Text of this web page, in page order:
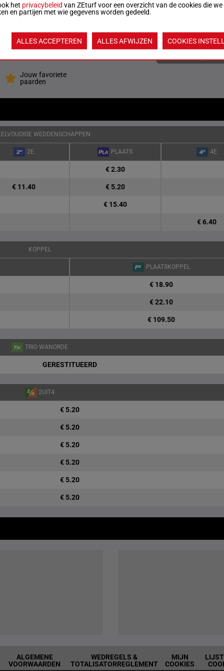
Jouw favoriete
paarden
WEDDENSCHAPPEN
2E PLAATS 4E
€ 2.30
€ 11.40 € 5.20
€ 15.40
€ 6.40
KOPPEL
PLAATSKOPPEL
€ 18.90
€ 22.10
€ 109.50
TRIO WANORDE
GERESTITUEERD
2UIT4
€ 5.20
€ 5.20
€ 5.20
€ 5.20
€ 5.20
€ 5.20
ALGEMENE
VOORWAARDEN
WEDREGELS &
TOTALISATORREGLEMENT
MIJN
COOKIES
het privacybeleid van ZEturf voor een overzicht van de cookies die we
en partijen met wie gegevens worden gedeeld.
ALLES ACCEPTEREN ALLES AFWIJZEN COOKIES